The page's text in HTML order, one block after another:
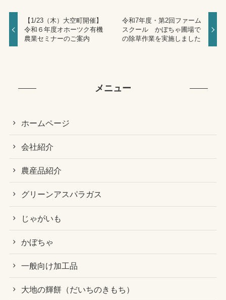
【1/23（木）大空町開催】
令和６年度オホーツク有機
農業セミナーのご案内
令和7年度・第2回ファーム
スクール かぼちゃ圃場で
の除草作業を実施しました
メニュー
ホームページ
会社紹介
農産品紹介
グリーンアスパラガス
じゃがいも
かぼちゃ
一般向け加工品
大地の輝餅（だいちのきもち）